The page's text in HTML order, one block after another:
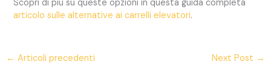
Scopri di più su queste opzioni in questa guida completa
articolo sulle alternative ai carrelli elevatori.
← Articoli precedenti Next Post →